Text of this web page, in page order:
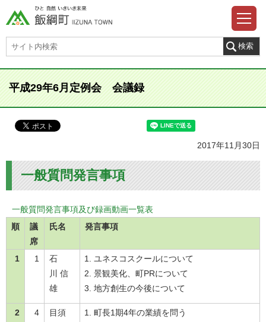
平成29年6月定例会 会議録
2017年11月30日
一般質問発言事項
一般質問発言事項及び録画動画一覧表
順
議
席
氏名 発言事項
1 1
石
川 信
雄
ユネスコスクールについて
景観美化、町PRについて
地方創生の今後について
2 4
目須
町長1期4年の業績を問う